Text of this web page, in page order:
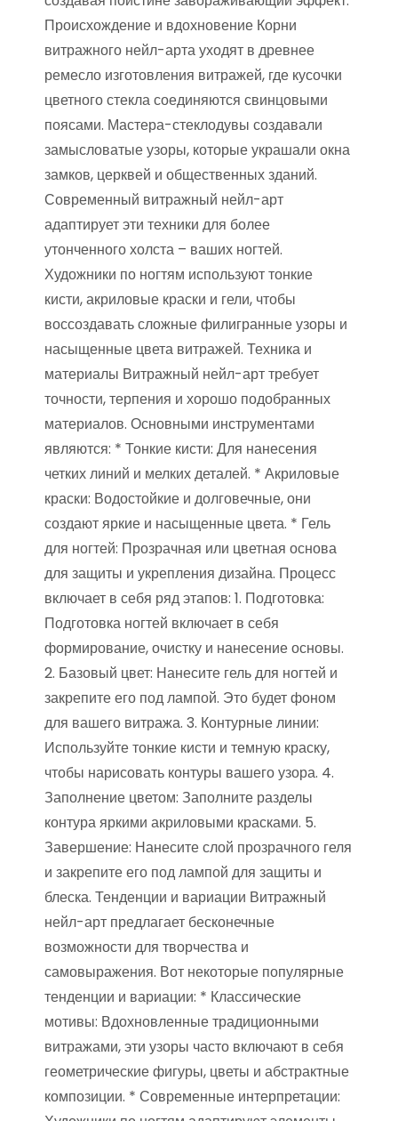
Происхождение и вдохновение Корни
витражного нейл-арта уходят в древнее
ремесло изготовления витражей, где кусочки
цветного стекла соединяются свинцовыми
поясами. Мастера-стеклодувы создавали
замысловатые узоры, которые украшали окна
замков, церквей и общественных зданий.
Современный витражный нейл-арт
адаптирует эти техники для более
утонченного холста – ваших ногтей.
Художники по ногтям используют тонкие
кисти, акриловые краски и гели, чтобы
воссоздавать сложные филигранные узоры и
насыщенные цвета витражей. Техника и
материалы Витражный нейл-арт требует
точности, терпения и хорошо подобранных
материалов. Основными инструментами
являются: * Тонкие кисти: Для нанесения
четких линий и мелких деталей. * Акриловые
краски: Водостойкие и долговечные, они
создают яркие и насыщенные цвета. * Гель
для ногтей: Прозрачная или цветная основа
для защиты и укрепления дизайна. Процесс
включает в себя ряд этапов: 1. Подготовка:
Подготовка ногтей включает в себя
формирование, очистку и нанесение основы.
2. Базовый цвет: Нанесите гель для ногтей и
закрепите его под лампой. Это будет фоном
для вашего витража. 3. Контурные линии:
Используйте тонкие кисти и темную краску,
чтобы нарисовать контуры вашего узора. 4.
Заполнение цветом: Заполните разделы
контура яркими акриловыми красками. 5.
Завершение: Нанесите слой прозрачного геля
и закрепите его под лампой для защиты и
блеска. Тенденции и вариации Витражный
нейл-арт предлагает бесконечные
возможности для творчества и
самовыражения. Вот некоторые популярные
тенденции и вариации: * Классические
мотивы: Вдохновленные традиционными
витражами, эти узоры часто включают в себя
геометрические фигуры, цветы и абстрактные
композиции. * Современные интерпретации: